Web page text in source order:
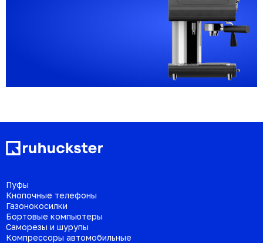
Пуфы
Кнопочные телефоны
Газонокосилки
Бортовые компьютеры
Саморезы и шурупы
Компрессоры автомобильные